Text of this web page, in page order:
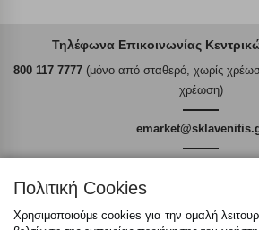
Τηλέφωνα Επικοινωνίας
800 117 7777(μόνο από σταθερό, χωρίς
χρέωση)
Πολιτική Cookies
Χρησιμοποιούμε cookies για την ομαλή